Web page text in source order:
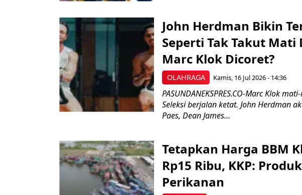
OLAHRAGA
John Herdman Bikin
Seperti Tak Takut Mati
Marc Klok Dicoret?
Kamis, 16 Jul 2026 - 14:36
PASUNDANEKSPRES.CO-Marc Klok
Seleksi berjalan ketat. John Herdman
Paes, Dean James...
Tetapkan Harga BBM
Rp15 Ribu, KKP:
Perikanan